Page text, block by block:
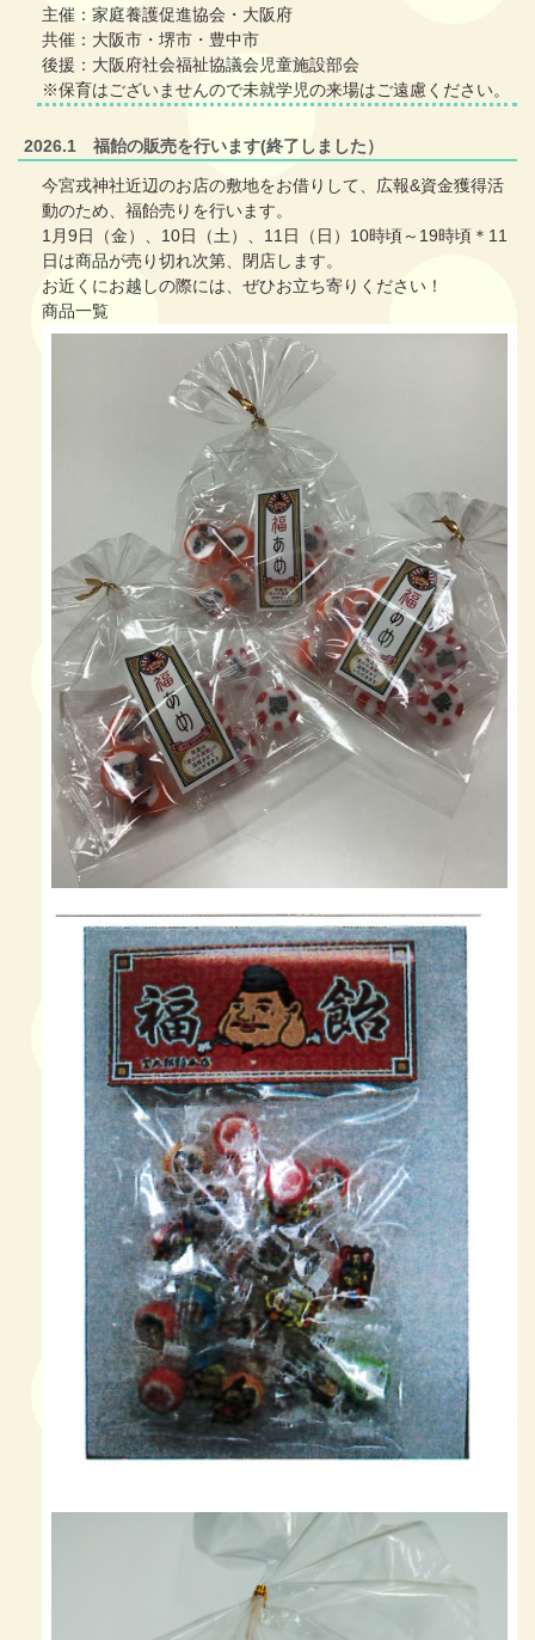
主催：家庭養護促進協会・大阪府
共催：大阪市・堺市・豊中市
後援：大阪府社会福祉協議会児童施設部会
※保育はございませんので未就学児の来場はご遠慮ください。
2026.1 福飴の販売を行います(終了しました）
今宮戎神社近辺のお店の敷地をお借りして、広報&資金獲得活
動のため、福飴売りを行います。
1月9日（金）、10日（土）、11日（日）10時頃～19時頃＊11
日は商品が売り切れ次第、閉店します。
お近くにお越しの際には、ぜひお立ち寄りください！
商品一覧